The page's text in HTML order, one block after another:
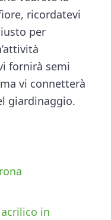
ricordatevi
per
fornirà semi
vi connetterà
giardinaggio.
in